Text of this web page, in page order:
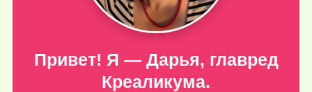
Привет! Я — Дарья, главред
Креаликума.